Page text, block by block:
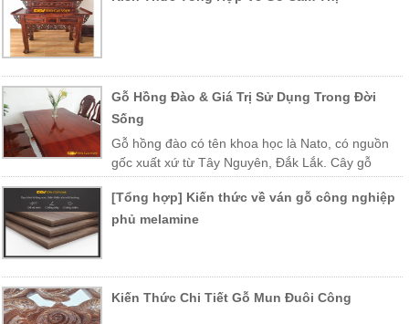
Gỗ Hồng Đào & Giá Trị Sử Dụng Trong Đời
Sống
Gỗ hồng đào có tên khoa học là Nato, có nguồn
gốc xuất xứ từ Tây Nguyên, Đắk Lắk. Cây gỗ
được trồng nhiều ở các vùng miền Trung Việt Nam như Khánh Hòa,
Phú Yên, Lào, Campuchia…[Tổng hợp] Kiến thức về ván gỗ công nghiệp
phủ melamine
Kiến Thức Chi Tiết Gỗ Mun Đuôi Công